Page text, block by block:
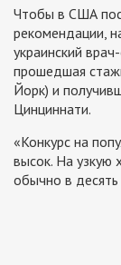
Чтобы в США
рекомендации,
украинский
прошедшая
Йорк) и
Цинциннати.
«Конкурс на
высок. На узкую
обычно в